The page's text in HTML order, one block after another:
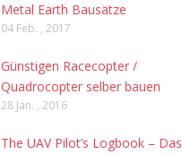
Metal Earth Bausätze
04 Feb. , 2017
Günstigen Racecopter /
Quadrocopter selber bauen
28 Jan. , 2016
The UAV Pilot’s Logbook – Das